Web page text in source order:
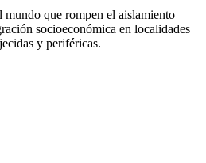
que rompen el aislamiento
socioeconómica en localidades
y periféricas.